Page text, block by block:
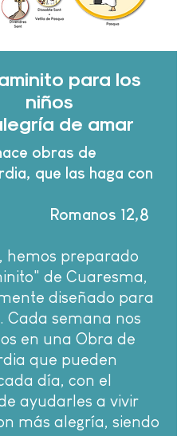
para los
niños
de amar
obras de
que las haga con
12,8
hemos preparado
de Cuaresma,
diseñado para
Cada semana nos
en una Obra de
que pueden
día, con el
ayudarles a vivir
más alegría, siendo